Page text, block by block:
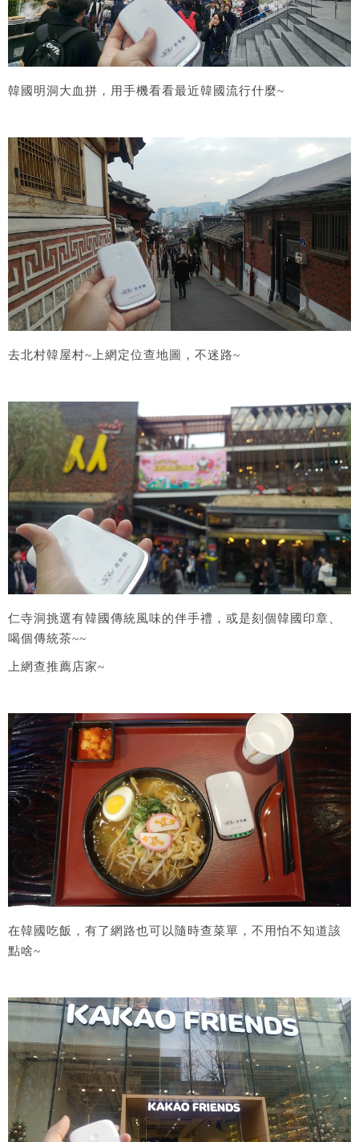
韓國明洞大血拼，用手機看看最近韓國流行什麼~
去北村韓屋村~上網定位查地圖，不迷路~
仁寺洞挑選有韓國傳統風味的伴手禮，或是刻個韓國印章、
喝個傳統茶~~
上網查推薦店家~
在韓國吃飯，有了網路也可以隨時查菜單，不用怕不知道該
點啥~